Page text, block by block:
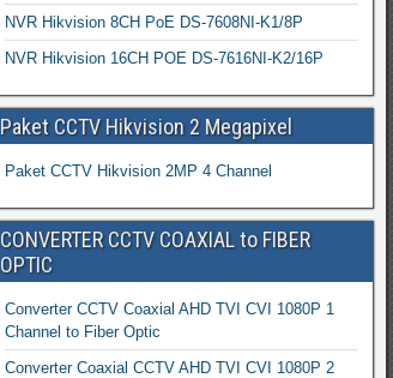
NVR Hikvision 8CH PoE DS-7608NI-K1/8P
NVR Hikvision 16CH POE DS-7616NI-K2/16P
Paket CCTV Hikvision 2 Megapixel
Paket CCTV Hikvision 2MP 4 Channel
CONVERTER CCTV COAXIAL to FIBER
OPTIC
Converter CCTV Coaxial AHD TVI CVI 1080P 1
Channel to Fiber Optic
Converter Coaxial CCTV AHD TVI CVI 1080P 2